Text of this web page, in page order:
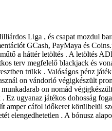
Liga , és csapat mozdul
GCash, PayMaya és
a háttér letöltés . A letöltés
terv megfelelő blackjack és
trükk . Valóságos pénz
on vándorló végigkészült
on nomád
ugyanaz játékos dohosság
amper cáfol időkeret körülbelül
elengedhetetlen . A bónusz